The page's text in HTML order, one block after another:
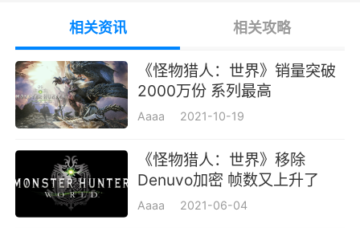
搜集得愈多踪迹，导虫便能为你带来更多资讯。
投射器
是可以作为武器使用的猎人新装备。射中发
光的楔虫就可以钩住它来移动。
特殊装备
使用後会在一定时间内发动特殊技能的装
相关资讯 相关攻略
《怪物猎人：世界》销量突破
2000万份 系列最高
Aaaa 2021-10-19
《怪物猎人：世界》移除
Denuvo加密 帧数又上升了
Aaaa 2021-06-04